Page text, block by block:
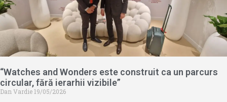
“Watches and Wonders este construit ca un parcurs
circular, fără ierarhii vizibile”
Dan Vardie19/05/2026